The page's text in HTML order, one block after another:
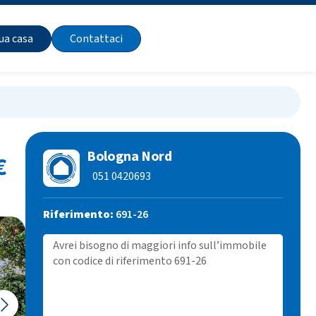
casa Contattaci
Bologna Nord
051 0420693
Riferimento: 691-26